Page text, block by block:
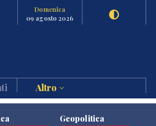
Domenica
09 agosto 2026
Altro
Geopolitica